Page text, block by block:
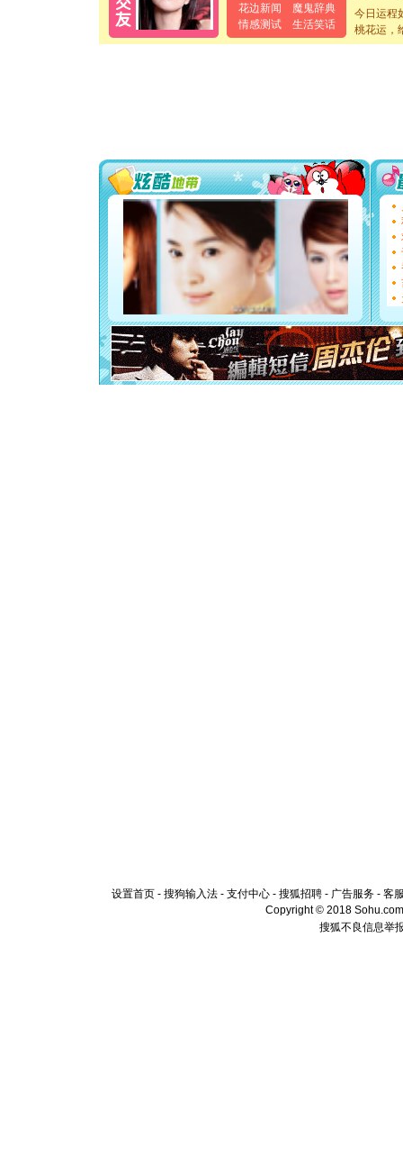
花边新闻
魔鬼辞典
情感测试
生活笑话
离。水晶
[元旦]当
泣，这痛
[圣诞节]
你太多
要平安！
[圣诞节]
能正大
都要快乐
[圣诞节]
如意,快
[元旦]
看
断电。
你是我
[元旦]如
起；二是
离。水晶
[元旦]当
今日运程
桃花运，
设置首页 - 搜狗输入法 - 支付中心 - 搜狐招聘 - 广告服务 - 客
Copyright © 2018
搜狐不良信息举